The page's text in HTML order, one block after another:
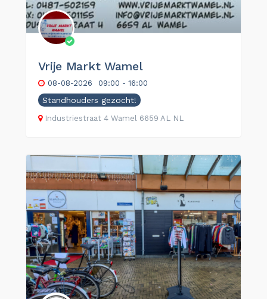
Vrije Markt Wamel
08-08-2026 09:00 - 16:00
Standhouders gezocht!
Industriestraat 4 Wamel 6659 AL NL